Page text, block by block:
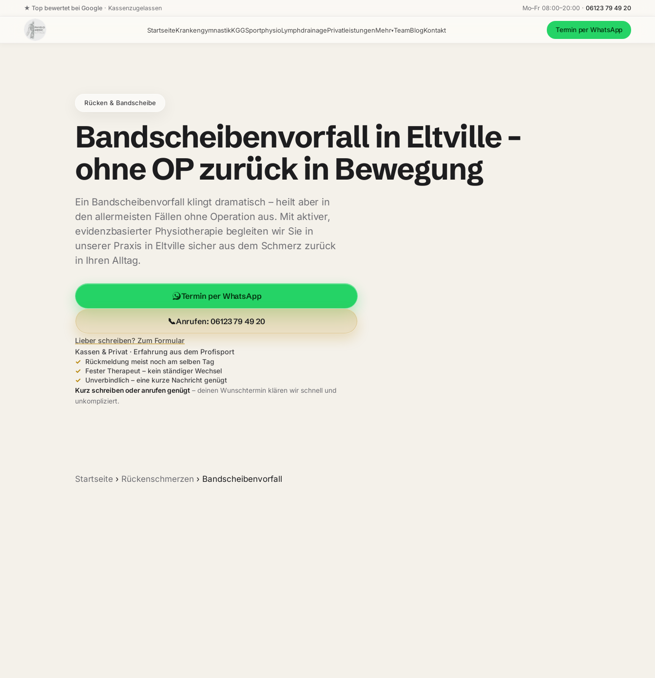
★ Top bewertet bei Google· Kassenzugelassen Mo–Fr 08:00–20:00 ·06123 79 49 20
StartseiteKrankengymnastikKGGSportphysioLymphdrainagePrivatleistungenMehr▾TeamBlogKontakt Termin per WhatsApp
Rücken & Bandscheibe
Bandscheiben­vorfallin Eltville–
ohne OPzurückin Bewegung
Ein Bandscheibenvorfall klingt dramatisch – heilt aber in
den allermeisten Fällen ohne Operation aus. Mit aktiver,
evidenzbasierter Physiotherapie begleiten wir Sie in
unserer Praxis in Eltville sicher aus dem Schmerz zurück
in Ihren Alltag.
Termin per WhatsApp
📞Anrufen: 06123 79 49 20
Lieber schreiben? Zum Formular
Kassen & Privat · Erfahrung aus dem Profisport
Rückmeldung meist noch am selben Tag
Fester Therapeut – kein ständiger Wechsel
Unverbindlich – eine kurze Nachricht genügt
Kurz schreiben oder anrufen genügt – deinen Wunschtermin klären wir schnell und
unkompliziert.
Startseite › Rückenschmerzen › Bandscheibenvorfall